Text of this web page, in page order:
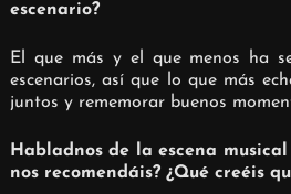
escenario?
El que más y el que menos ha
escenarios, así que lo que más
juntos y rememorar buenos
Habladnos de la escena
nos recomendáis? ¿Qué creéis